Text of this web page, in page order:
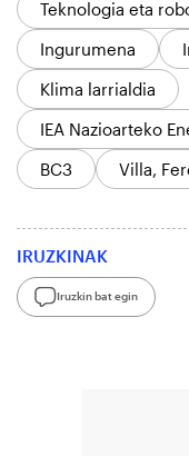
Teknologia eta
Ingurumena
Klima larrialdia
IEA Nazioarteko
BC3
Villa,
IRUZKINAK
Iruzkin bat egin